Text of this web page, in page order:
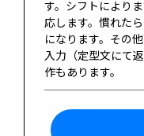
す。シフトにより
応します。慣れた
になります。その
入力（定型文にて
作もあります。